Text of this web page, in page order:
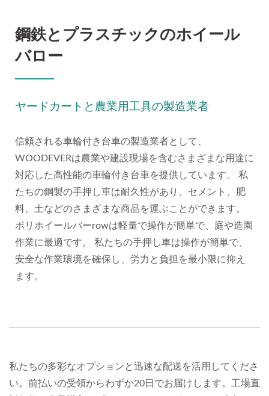
鋼鉄とプラスチックのホイール
バロー
ヤードカートと農業用工具の製造業者
信頼される車輪付き台車の製造業者として、
WOODEVERは農業や建設現場を含むさまざまな用途に
対応した高性能の車輪付き台車を提供しています。 私
たちの鋼製の手押し車は耐久性があり、セメント、肥
料、土などのさまざまな商品を運ぶことができます。
ポリホイールバーrowは軽量で操作が簡単で、庭や造園
作業に最適です。 私たちの手押し車は操作が簡単で、
安全な作業環境を確保し、労力と負担を最小限に抑え
ます。
私たちの多彩なオプションと迅速な配送を活用してくださ
い。前払いの受領からわずか20日でお届けします。工場直